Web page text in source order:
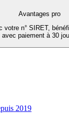
Avantages pro
votre n° SIRET,
avec paiement à 30
2019